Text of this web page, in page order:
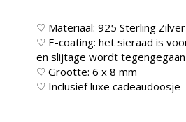
♡ Materiaal: 925 Sterling Zilver
♡ E-coating: het sieraad is
en slijtage wordt tegengegaan
♡ Grootte: 6 x 8 mm
♡ Inclusief luxe cadeaudoosje